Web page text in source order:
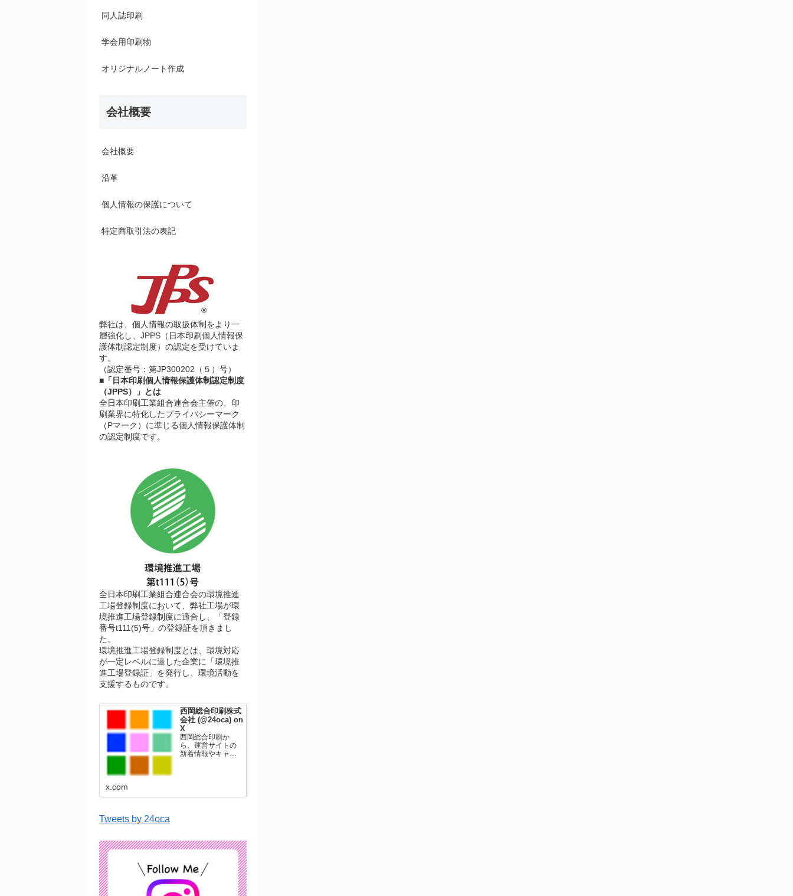
同人誌印刷
学会用印刷物
オリジナルノート作成
会社概要
会社概要
沿革
個人情報の保護について
特定商取引法の表記
弊社は、個人情報の取扱体制をより一
層強化し、JPPS（日本印刷個人情報保
護体制認定制度）の認定を受けていま
す。
（認定番号：第JP300202（５）号）
■「日本印刷個人情報保護体制認定制度
（JPPS）」とは
全日本印刷工業組合連合会主催の、印
刷業界に特化したプライバシーマーク
（Pマーク）に準じる個人情報保護体制
の認定制度です。
全日本印刷工業組合連合会の環境推進
工場登録制度において、弊社工場が環
境推進工場登録制度に適合し、「登録
番号t111(5)号」の登録証を頂きまし
た。
環境推進工場登録制度とは、環境対応
が一定レベルに達した企業に「環境推
進工場登録証」を発行し、環境活動を
支援するものです。
西岡総合印刷株式
会社 (@24oca) on
X
西岡総合印刷か
ら、運営サイトの
新着情報やキャン
ています。
x.com
Tweets by 24oca